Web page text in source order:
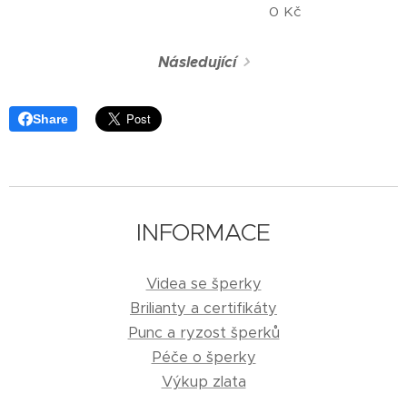
0 Kč
Následující
Share
INFORMACE
Videa se šperky
Brilianty a certifikáty
Punc a ryzost šperků
Péče o šperky
Výkup zlata